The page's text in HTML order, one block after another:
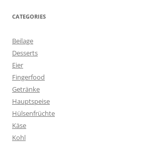
CATEGORIES
Beilage
Desserts
Eier
Fingerfood
Getränke
Hauptspeise
Hülsenfrüchte
Käse
Kohl